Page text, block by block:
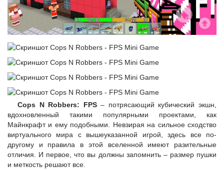
Cops N Robbers: FPS– потрясающий кубический экшн,
вдохновленный такими популярными проектами, как
Майнкрафт и ему подобными. Невзирая на сильное сходство
виртуального мира с вышеуказанной игрой, здесь все по-
другому и правила в этой вселенной имеют разительные
отличия. И первое, что вы должны запомнить – размер пушки
и меткость решают все.